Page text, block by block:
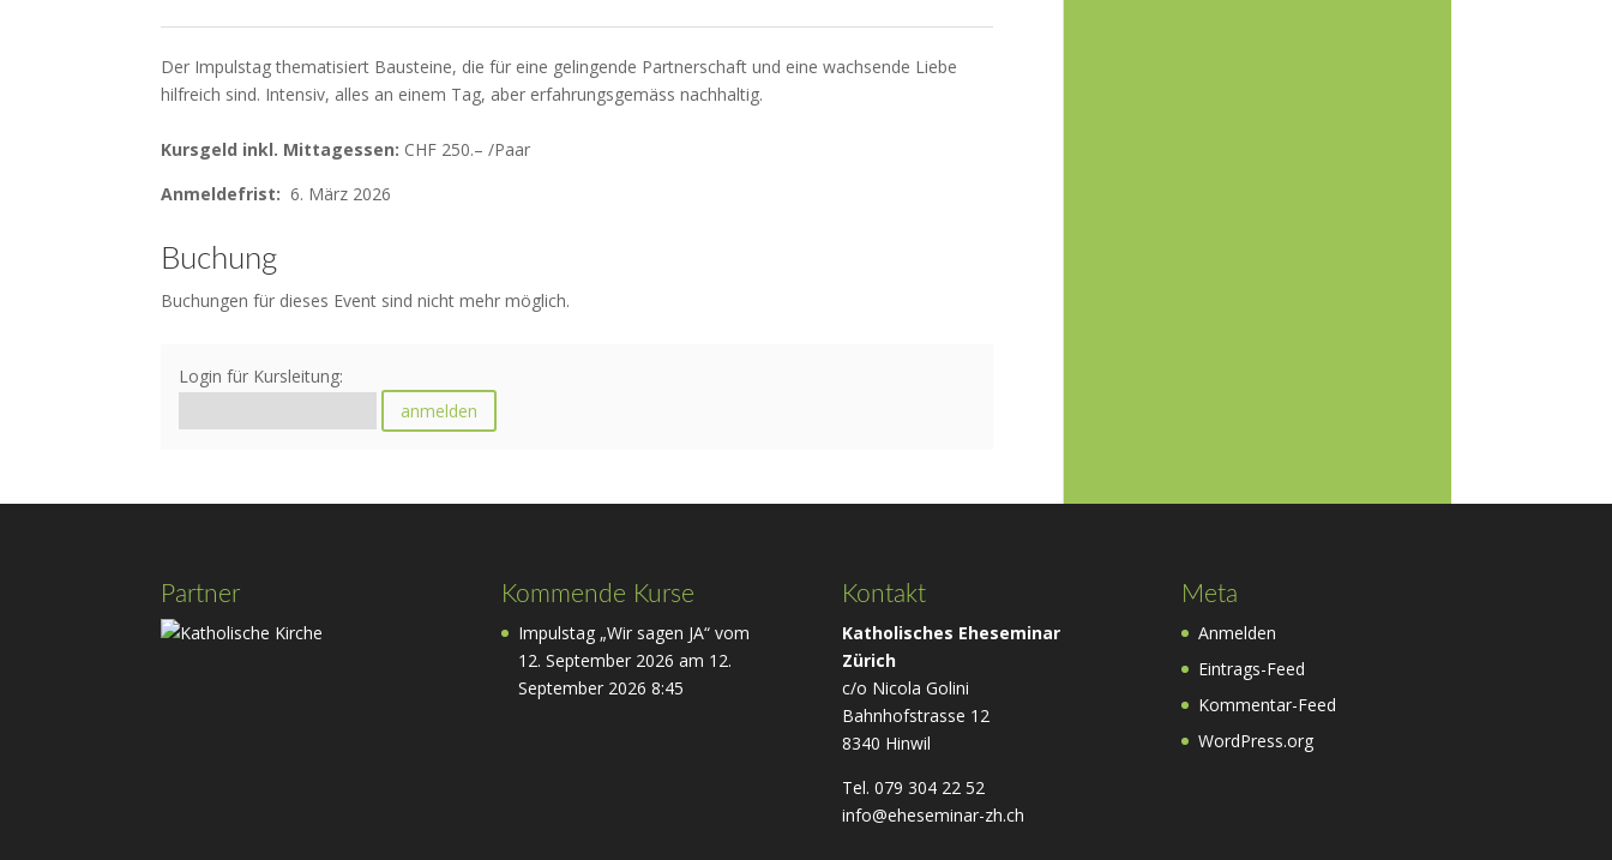
Der Impulstag thematisiert Bausteine, die für eine gelingende Partnerschaft und eine wachsende Liebe
hilfreich sind. Intensiv, alles an einem Tag, aber erfahrungsgemäss nachhaltig.
Kursgeld inkl. Mittagessen: CHF 250.– /Paar
Anmeldefrist: 6. März 2026
Buchung
Buchungen für dieses Event sind nicht mehr möglich.
Login für Kursleitung:
Partner Kommende Kurse
Impulstag „Wir sagen JA“ vom
12. September 2026 am 12.
September 2026 8:45
Kontakt
Katholisches Eheseminar
Zürich
c/o Nicola Golini
Bahnhofstrasse 12
8340 Hinwil
Tel. 079 304 22 52
info@eheseminar-zh.ch
Meta
Anmelden
Eintrags-Feed
Kommentar-Feed
WordPress.org